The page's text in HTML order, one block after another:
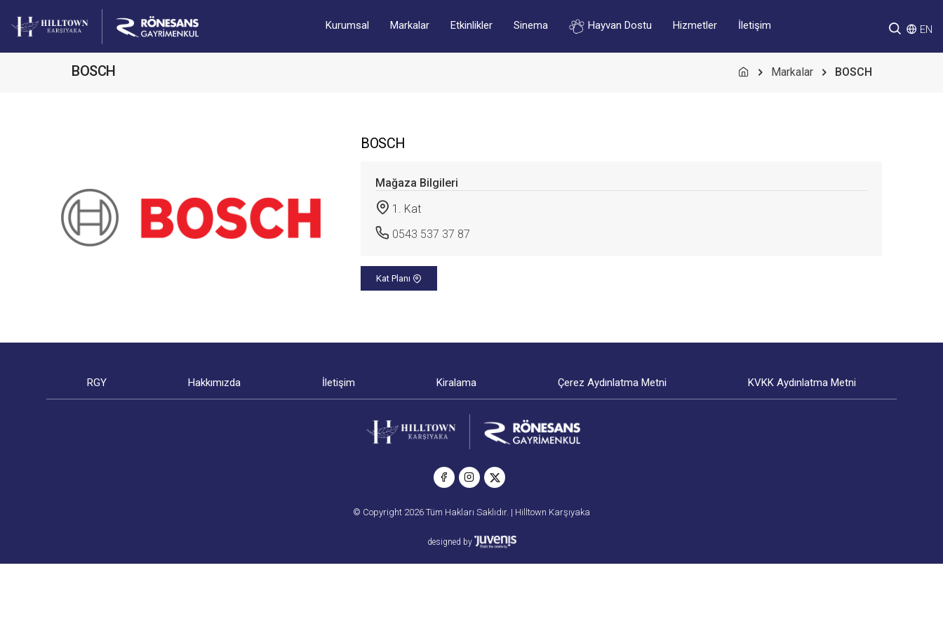
Kurumsal Markalar Etkinlikler Sinema Hayvan Dostu Hizmetler İletişim EN
BOSCH Markalar BOSCH
BOSCH
Mağaza Bilgileri
1. Kat
0543 537 37 87
Kat Planı
RGY Hakkımızda İletişim Kiralama Çerez Aydınlatma Metni KVKK Aydınlatma Metni
© Copyright 2026 Tüm Hakları Saklıdır. | Hilltown Karşıyaka
designed by